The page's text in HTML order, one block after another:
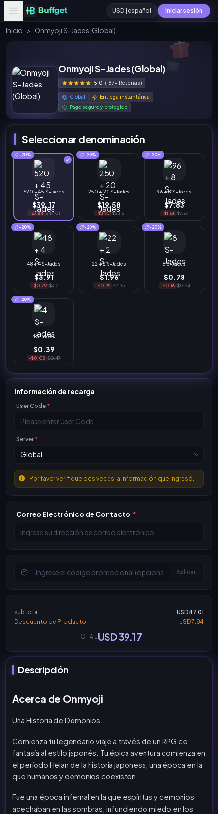
USD | español Iniciar sesión
Inicio > Onmyoji S-Jades (Global)
Onmyoji S-Jades (Global)
5.0 (187+ Reseñas)
Global
Entrega instantánea
Pago seguro y protegido
Seleccionar denominación
-20%
520 + 45 S-Jades
$39.17
-$7.84 $47.01
-20%
250 + 20 S-Jades
$19.58
-$3.92 $23.5
-20%
96 + 8 S-Jades
$7.83
-$1.56 $9.39
-20%
48 + 4 S-Jades
$3.91
-$0.79 $4.7
-20%
22 + 2 S-Jades
$1.96
-$0.39 $2.35
-20%
8 S-Jades
$0.78
-$0.16 $0.94
-20%
4 S-Jades
$0.39
-$0.08 $0.47
Información de recarga
User Code *
Server *
Por favor verifique dos veces la información que ingresó.
Correo Electrónico de Contacto *
Aplicar
subtotal
USD47.01
Descuento de Producto
- USD7.84
TOTALUSD 39.17
Descripción
Acerca de Onmyoji
Una Historia de Demonios
Comienza tu legendario viaje a través de un RPG de
fantasía al estilo japonés. Tu épica aventura comienza en
el período Heian de la historia japonesa, una época en la
que humanos y demonios coexisten…
Fue una época infernal en la que espíritus y demonios
acechaban en las sombras, infundiendo miedo en los